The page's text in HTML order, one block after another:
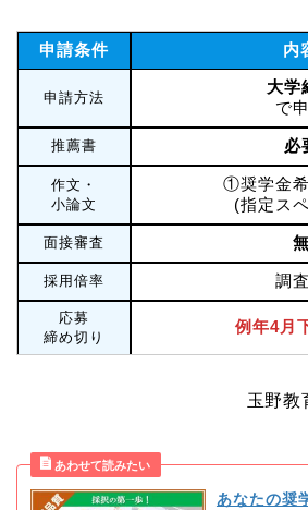
申請条件 内
申請方法
大学
で
推薦書 必
作文・
小論文
①奨学金
(指定ス
面接審査 無
採用倍率 調
応募
締め切り
例年4月
玉野教
あなたの奨